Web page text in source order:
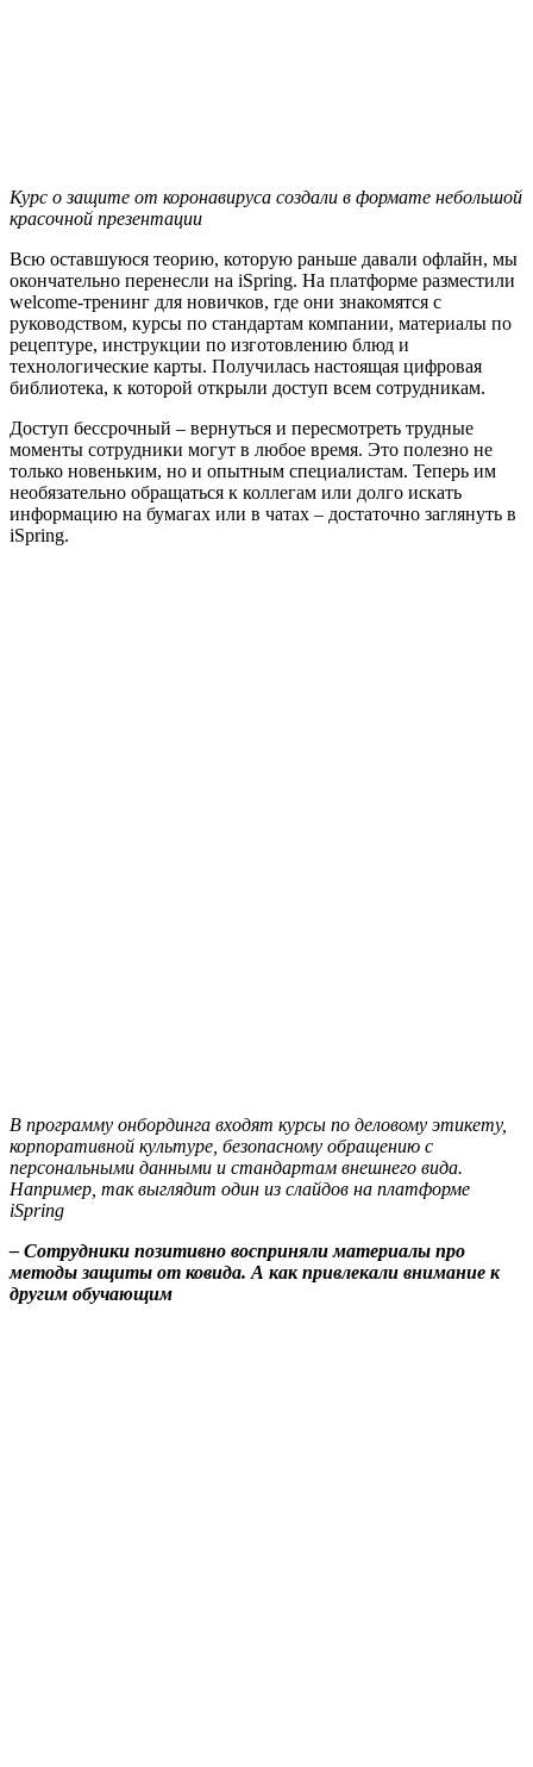
Курс о защите от коронавируса создали в формате небольшой
красочной презентации
Всю оставшуюся теорию, которую раньше давали офлайн, мы
окончательно перенесли на iSpring. На платформе разместили
welcome-тренинг для новичков, где они знакомятся с
руководством, курсы по стандартам компании, материалы по
рецептуре, инструкции по изготовлению блюд и
технологические карты. Получилась настоящая цифровая
библиотека, к которой открыли доступ всем сотрудникам.
Доступ бессрочный – вернуться и пересмотреть трудные
моменты сотрудники могут в любое время. Это полезно не
только новеньким, но и опытным специалистам. Теперь им
необязательно обращаться к коллегам или долго искать
информацию на бумагах или в чатах – достаточно заглянуть в
iSpring.
В программу онбординга входят курсы по деловому этикету,
корпоративной культуре, безопасному обращению с
персональными данными и стандартам внешнего вида.
Например, так выглядит один из слайдов на платформе
iSpring
– Сотрудники позитивно восприняли материалы про
методы защиты от ковида. А как привлекали внимание к
другим обучающим